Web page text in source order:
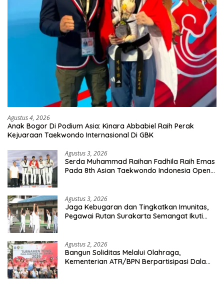
Agustus 4, 2026
Anak Bogor Di Podium Asia: Kinara Abbabiel Raih Perak
Kejuaraan Taekwondo Internasional Di GBK
Agustus 3, 2026
Serda Muhammad Raihan Fadhila Raih Emas
Pada 8th Asian Taekwondo Indonesia Open
Agustus 3, 2026
Jaga Kebugaran dan Tingkatkan Imunitas,
Pegawai Rutan Surakarta Semangat Ikuti
Agustus 2, 2026
Bangun Soliditas Melalui Olahraga,
Kementerian ATR/BPN Berpartisipasi Dalam